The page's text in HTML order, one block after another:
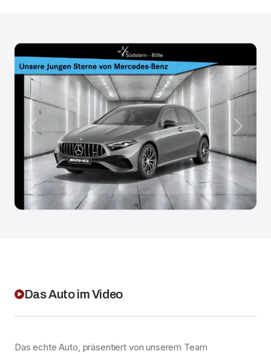
Anterior
Das Auto im Video
Das echte Auto, präsentiert von unserem Team